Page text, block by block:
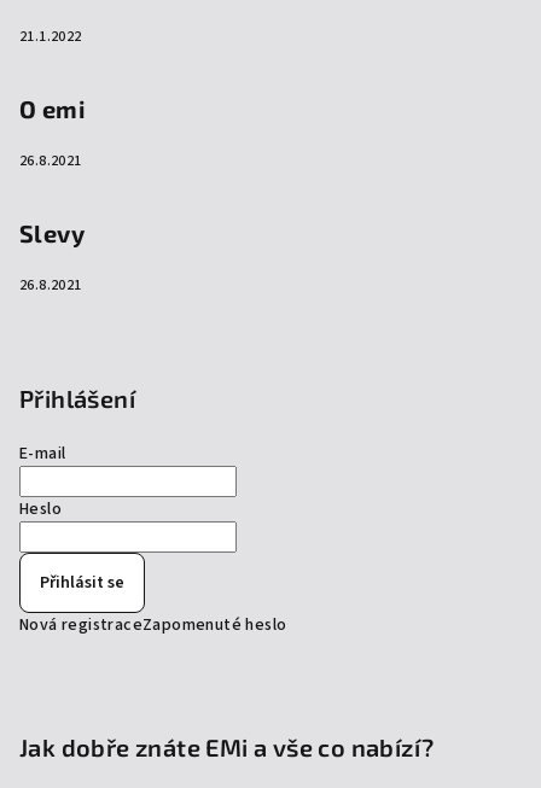
21.1.2022
O emi
26.8.2021
Slevy
26.8.2021
Přihlášení
E-mail
Heslo
Přihlásit se
Nová registraceZapomenuté heslo
Jak dobře znáte EMi a vše co nabízí?